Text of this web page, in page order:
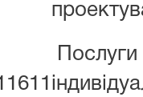
Послуги